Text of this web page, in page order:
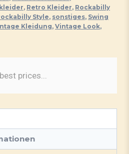
, Retro Kleider, Rockabilly
Style, sonstiges, Swing
Kleidung, Vintage Look,